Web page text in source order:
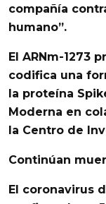
compañía
humano”.
El ARNm-1273
codifica una
la proteína
Moderna en
la Centro de
Continúan
El coronavirus